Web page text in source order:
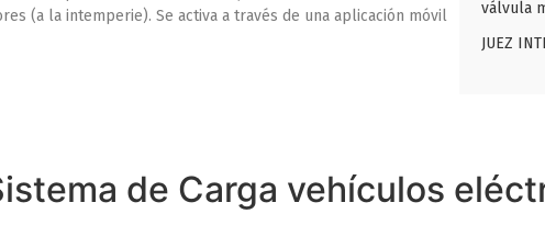
(a la intemperie). Se activa a través de una aplicación móvil
válvula
JUEZ
de Carga vehículos